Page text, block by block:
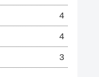
4
4
3